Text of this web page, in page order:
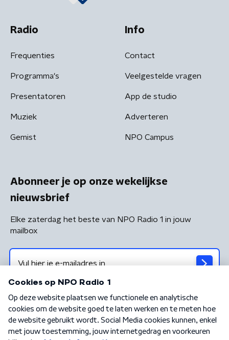
Radio
Frequenties
Programma's
Presentatoren
Muziek
Gemist
Info
Contact
Veelgestelde vragen
App de studio
Adverteren
NPO Campus
Abonneer je op onze wekelijkse
nieuwsbrief
Elke zaterdag het beste van NPO Radio 1 in jouw
mailbox
Algemene voorwaarden